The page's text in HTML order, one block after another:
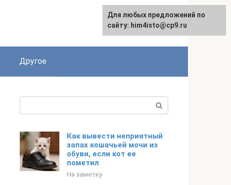
Другое
Как вывести неприятный
запах кошачьей мочи из
обуви, если кот ее
пометил
На заметку
Для любых предложений по
сайту: him4isto@cp9.ru